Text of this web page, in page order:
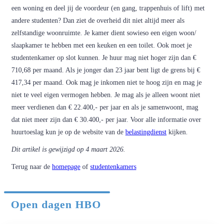
een woning en deel jij de voordeur (en gang, trappenhuis of lift) met
andere studenten? Dan ziet de overheid dit niet altijd meer als
zelfstandige woonruimte. Je kamer dient sowieso een eigen woon/
slaapkamer te hebben met een keuken en een toilet. Ook moet je
studentenkamer op slot kunnen. Je huur mag niet hoger zijn dan €
710,68 per maand. Als je jonger dan 23 jaar bent ligt de grens bij €
417,34 per maand. Ook mag je inkomen niet te hoog zijn en mag je
niet te veel eigen vermogen hebben. Je mag als je alleen woont niet
meer verdienen dan € 22.400,- per jaar en als je samenwoont, mag
dat niet meer zijn dan € 30.400,- per jaar. Voor alle informatie over
huurtoeslag kun je op de website van de belastingdienst kijken.
Dit artikel is gewijzigd op 4 maart 2026.
Terug naar de homepage of studentenkamers
Open dagen HBO